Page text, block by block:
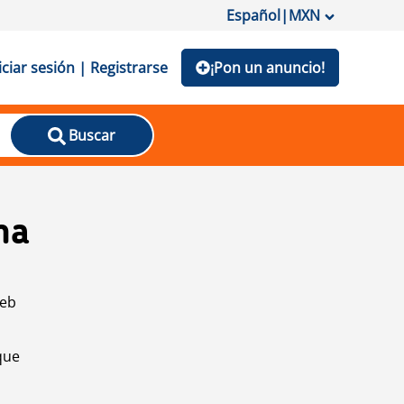
Español|MXN
sesión | Registrarse ¡Pon un anuncio!
Buscar